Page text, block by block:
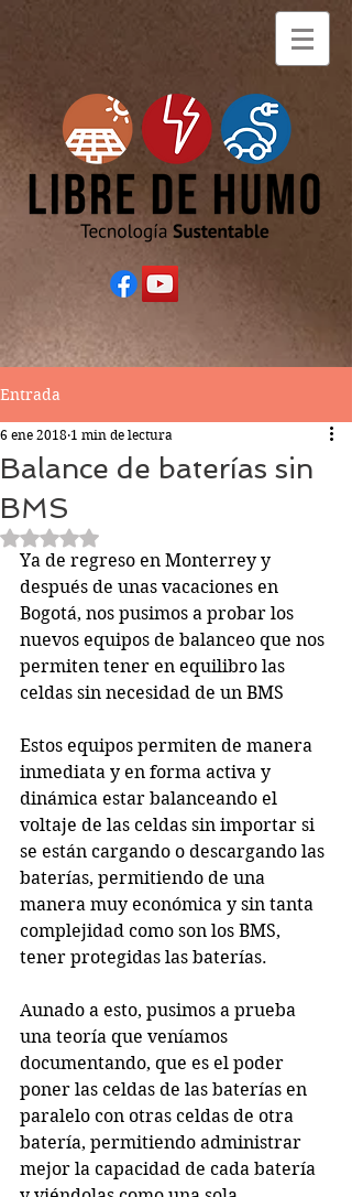
Entrada
Balance de baterías sin
BMS
6 ene 2018 1 min de lectura
Obtuvo NaN de 5 estrellas.
Ya de regreso en Monterrey y
después de unas vacaciones en
Bogotá, nos pusimos a probar los
nuevos equipos de balanceo que nos
permiten tener en equilibro las
celdas sin necesidad de un BMS
Estos equipos permiten de manera
inmediata y en forma activa y
dinámica estar balanceando el
voltaje de las celdas sin importar si
se están cargando o descargando las
baterías, permitiendo de una
manera muy económica y sin tanta
complejidad como son los BMS,
tener protegidas las baterías.
Aunado a esto, pusimos a prueba
una teoría que veníamos
documentando, que es el poder
poner las celdas de las baterías en
paralelo con otras celdas de otra
batería, permitiendo administrar
mejor la capacidad de cada batería